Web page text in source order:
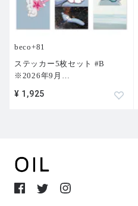
beco+81
ステッカー5枚セット #B
※2026年9月 …
¥ 1,925